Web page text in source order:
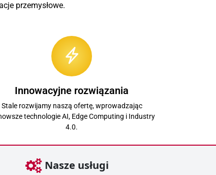
przemysłowe.
Innowacyjne rozwiązania
Stale rozwijamy naszą ofertę, wprowadzając
technologie AI, Edge Computing i Industry
4.0.
Nasze usługi